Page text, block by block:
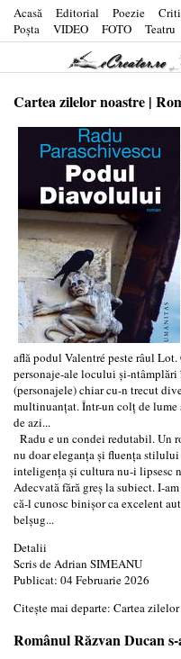
Acasă Editorial Poezie
Poşta
VIDEO FOTO Teatru
Cartea zilelor noastre |
află podul Valentré peste râul
personaje-ale locului și-ntâmplări
(personajele) chiar cu-n trecut
multinuanțat. Într-un colț de lume
de azi...
Radu e un condei redutabil. Un
nu doar eleganța și fluența
inteligența și cultura nu-i lipsesc
Adecvată fără greș la subiect. I-
că-l cunosc binișor ca excelent
belșug...
Detalii
Scris deAdrian SIMEANU
Publicat: 04 Februarie 2026
Citește mai departe: Cartea
Românul Răzvan Ducan s-